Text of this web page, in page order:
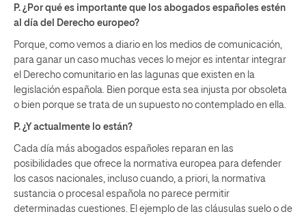
P. ¿Por qué es importante que los abogados españoles estén
al día del Derecho europeo?
Porque, como vemos a diario en los medios de comunicación,
para ganar un caso muchas veces lo mejor es intentar integrar
el Derecho comunitario en las lagunas que existen en la
legislación española. Bien porque esta sea injusta por obsoleta
o bien porque se trata de un supuesto no contemplado en ella.
P. ¿Y actualmente lo están?
Cada día más abogados españoles reparan en las
posibilidades que ofrece la normativa europea para defender
los casos nacionales, incluso cuando, a priori, la normativa
sustancia o procesal española no parece permitir
determinadas cuestiones. El ejemplo de las cláusulas suelo o de